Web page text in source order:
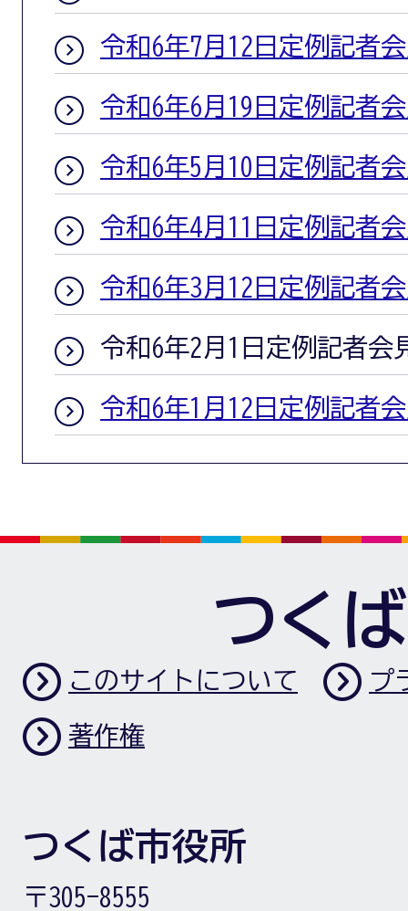
令和6年7月12日定例記者
令和6年6月19日定例記者
令和6年5月10日定例記者
令和6年4月11日定例記者
令和6年3月12日定例記者
令和6年2月1日定例記者会
令和6年1月12日定例記者
つく
このサイトについて プ
著作権
つくば市役所
〒305-8555